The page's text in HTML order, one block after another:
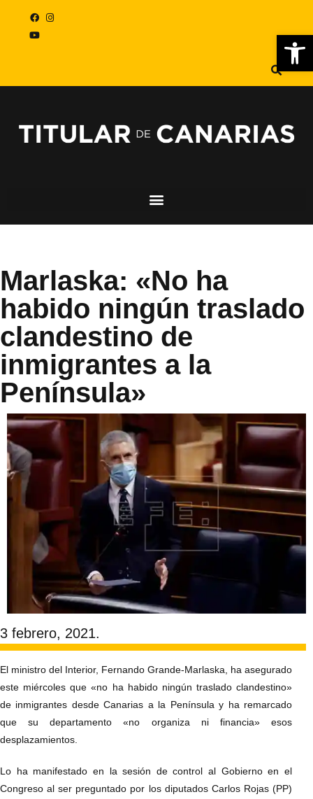
Marlaska: «No ha
habido ningún traslado
clandestino de
inmigrantes a la
Península»
3 febrero, 2021.
El ministro del Interior, Fernando Grande-Marlaska, ha asegurado
este miércoles que «no ha habido ningún traslado clandestino»
de inmigrantes desde Canarias a la Península y ha remarcado
que su departamento «no organiza ni financia» esos
desplazamientos.
Lo ha manifestado en la sesión de control al Gobierno en el
Congreso al ser preguntado por los diputados Carlos Rojas (PP)